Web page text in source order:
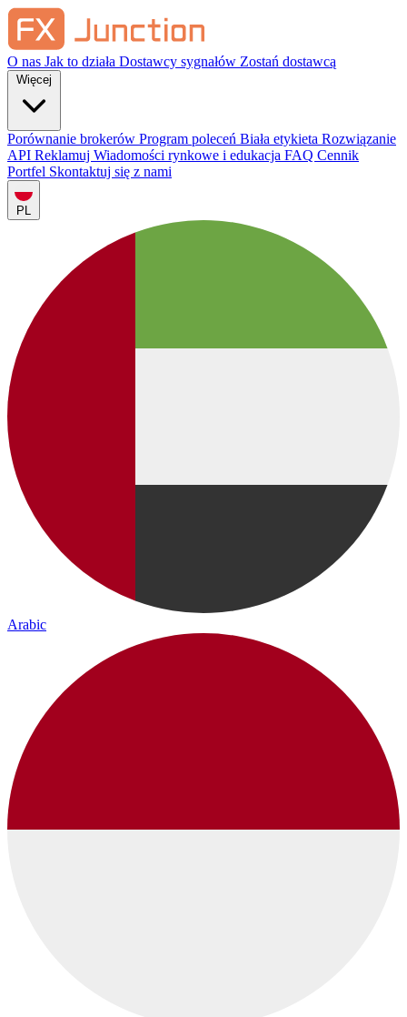
O nas Jak to działa Dostawcy sygnałów Zostań dostawcą
Porównanie brokerów Program poleceń Biała etykieta Rozwiązanie
API Reklamuj Wiadomości rynkowe i edukacja FAQ Cennik
Portfel Skontaktuj się z nami
PL
Arabic